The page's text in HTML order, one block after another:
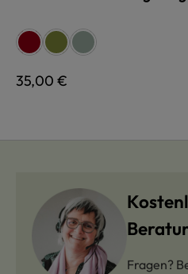
Farbe auswählen
rot grün schilf
Regulärer Preis:
35,00 €
Fragen?